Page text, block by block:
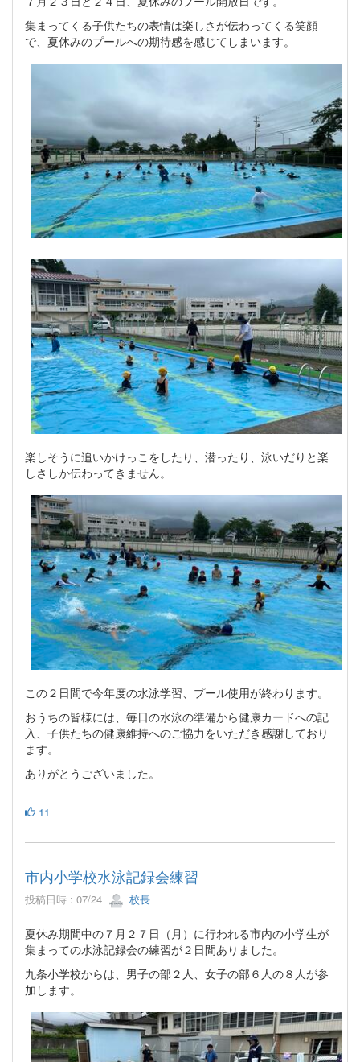
集まってくる子供たちの表情は楽しさが伝わってくる笑顔
で、夏休みのプールへの期待感を感じてしまいます。
楽しそうに追いかけっこをしたり、潜ったり、泳いだりと楽
しさしか伝わってきません。
この２日間で今年度の水泳学習、プール使用が終わります。
おうちの皆様には、毎日の水泳の準備から健康カードへの記
入、子供たちの健康維持へのご協力をいただき感謝しており
ます。
ありがとうございました。
11
市内小学校水泳記録会練習
投稿日時 : 07/24 校長
夏休み期間中の７月２７日（月）に行われる市内の小学生が
集まっての水泳記録会の練習が２日間ありました。
九条小学校からは、男子の部２人、女子の部６人の８人が参
加します。